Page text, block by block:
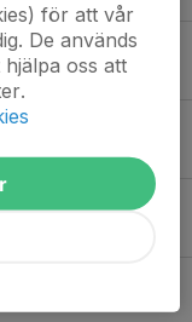
för att vår
De används
oss att